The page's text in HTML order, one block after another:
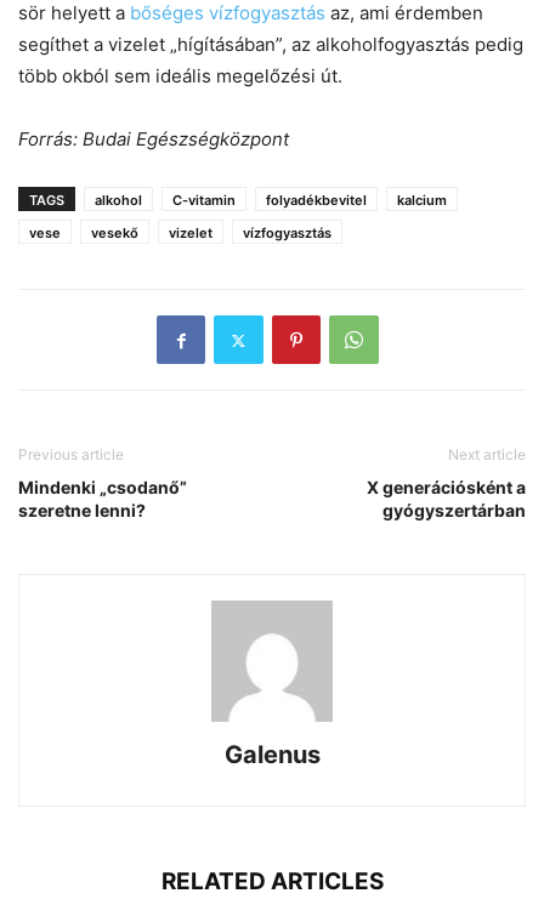
sör helyett a bőséges vízfogyasztás az, ami érdemben
segíthet a vizelet „hígításában”, az alkoholfogyasztás pedig
több okból sem ideális megelőzési út.
Forrás: Budai Egészségközpont
TAGS alkohol C-vitamin folyadékbevitel
kalcium
vese
vesekő vizelet vízfogyasztás
Previous article
Mindenki „csodanő”
szeretne lenni?
Next article
X generációsként a
gyógyszertárban
Galenus
RELATED ARTICLES